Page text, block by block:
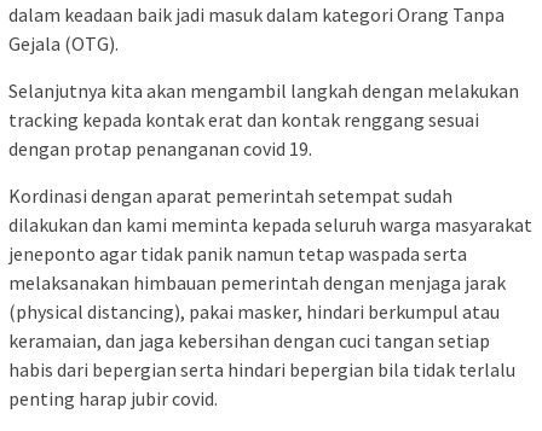
dalam keadaan baik jadi masuk dalam kategori Orang Tanpa
Gejala (OTG).
Selanjutnya kita akan mengambil langkah dengan melakukan
tracking kepada kontak erat dan kontak renggang sesuai
dengan protap penanganan covid 19.
Kordinasi dengan aparat pemerintah setempat sudah
dilakukan dan kami meminta kepada seluruh warga masyarakat
jeneponto agar tidak panik namun tetap waspada serta
melaksanakan himbauan pemerintah dengan menjaga jarak
(physical distancing), pakai masker, hindari berkumpul atau
keramaian, dan jaga kebersihan dengan cuci tangan setiap
habis dari bepergian serta hindari bepergian bila tidak terlalu
penting harap jubir covid.